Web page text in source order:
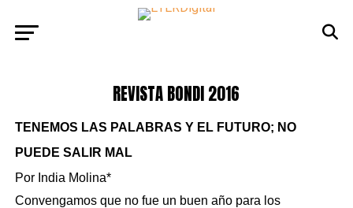
REVISTA BONDI 2016
TENEMOS LAS PALABRAS Y EL FUTURO; NO
PUEDE SALIR MAL
Por India Molina*
Convengamos que no fue un buen año para los